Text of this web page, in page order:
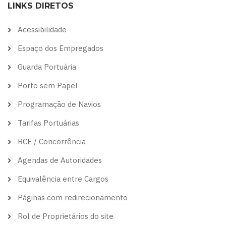
themethemevisibility
theme
LINKS DIRETOS
Acessibilidade
Espaço dos Empregados
Guarda Portuária
Porto sem Papel
Programação de Navios
Tarifas Portuárias
RCE / Concorrência
Agendas de Autoridades
Equivalência entre Cargos
Páginas com redirecionamento
Rol de Proprietários do site